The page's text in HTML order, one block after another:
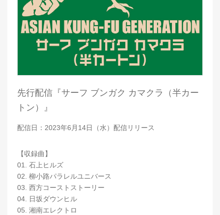
先行配信『サーフ ブンガク カマクラ（半カー
トン）』
配信日：2023年6月14日（水）配信リリース
【収録曲】
01. 石上ヒルズ
02. 柳小路パラレルユニバース
03. 西方コーストストーリー
04. 日坂ダウンヒル
05. 湘南エレクトロ